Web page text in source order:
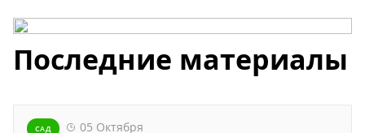
Последние материалы
САД 05 Октября